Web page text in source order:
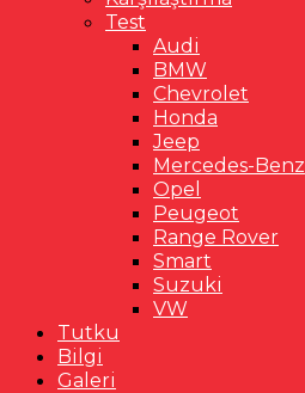
Test
Audi
BMW
Chevrolet
Honda
Jeep
Mercedes-Benz
Opel
Peugeot
Range Rover
Smart
Suzuki
VW
Tutku
Bilgi
Galeri